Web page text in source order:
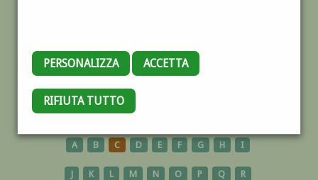
PERSONALIZZA ACCETTA
RIFIUTA TUTTO
CAMICIE ROSSE
A B C D E F G H I
J K L M N O P Q R